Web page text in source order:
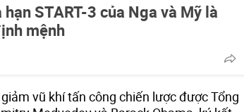
START-3 của Nga và Mỹ là
mệnh
vũ khí tấn công chiến lược được Tổng